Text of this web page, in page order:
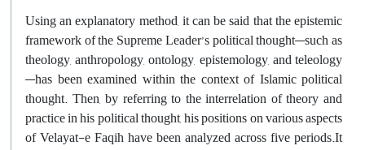
Using an explanatory method, it can be said that the epistemic
framework of the Supreme Leader’s political thought—such as
theology, anthropology, ontology, epistemology, and teleology
—has been examined within the context of Islamic political
thought. Then, by referring to the interrelation of theory and
practice in his political thought, his positions on various aspects
of Velayat-e Faqih have been analyzed across five periods.It